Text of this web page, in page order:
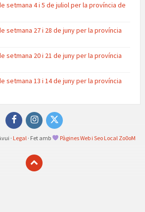
setmana 4 i 5 de juliol per la província de
setmana 27 i 28 de juny per la província
setmana 20 i 21 de juny per la província
setmana 13 i 14 de juny per la província
FacebookInstagramTwitter
· Legal · Fet amb Pàgines Web i Seo Local Zo0oM